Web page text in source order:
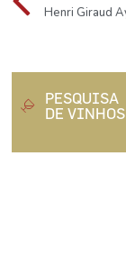
PESQUISA
DE VINHOS